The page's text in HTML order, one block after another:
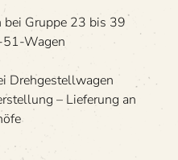
bei Gruppe 23 bis 39
51-Wagen
Drehgestellwagen
– Lie­fe­rung an